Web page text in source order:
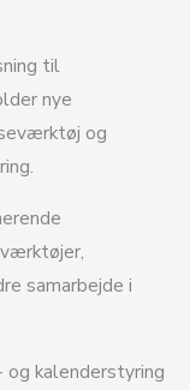
til
nye
og
samarbejde i
kalenderstyring